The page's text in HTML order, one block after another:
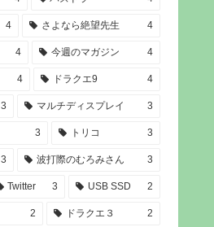
4 さよなら絶望先生 4
4 今週のマガジン 4
4 ドラクエ9 4
3 マルチディスプレイ 3
3 トリコ 3
3 波打際のむろみさん 3
Twitter 3 USB SSD 2
2 ドラクエ３ 2